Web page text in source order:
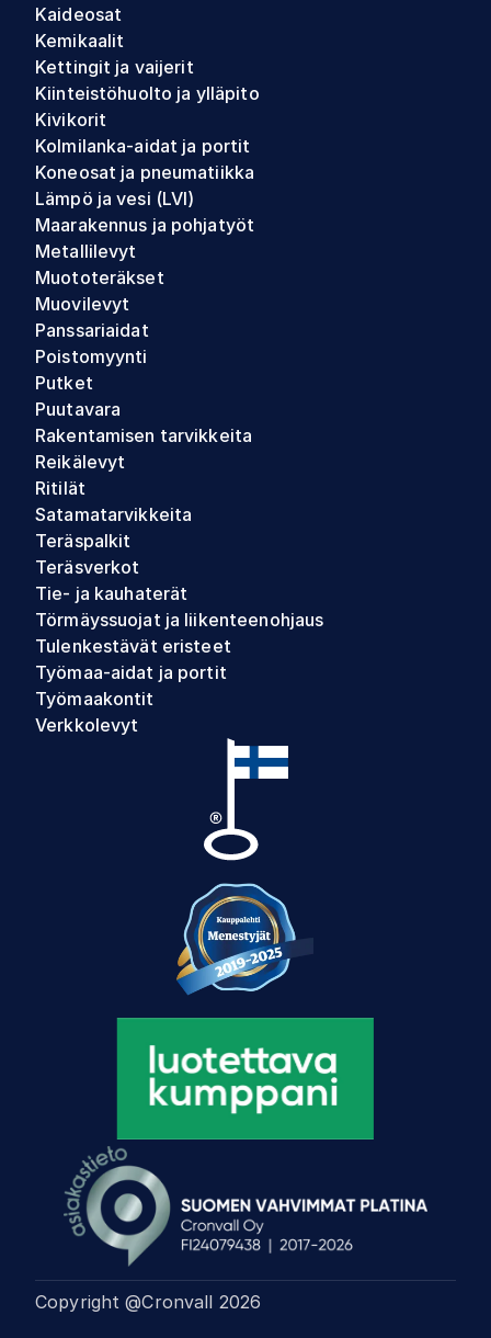
Kaideosat
Kemikaalit
Kettingit ja vaijerit
Kiinteistöhuolto ja ylläpito
Kivikorit
Kolmilanka-aidat ja portit
Koneosat ja pneumatiikka
Lämpö ja vesi (LVI)
Maarakennus ja pohjatyöt
Metallilevyt
Muototeräkset
Muovilevyt
Panssariaidat
Poistomyynti
Putket
Puutavara
Rakentamisen tarvikkeita
Reikälevyt
Ritilät
Satamatarvikkeita
Teräspalkit
Teräsverkot
Tie- ja kauhaterät
Törmäyssuojat ja liikenteenohjaus
Tulenkestävät eristeet
Työmaa-aidat ja portit
Työmaakontit
Verkkolevyt
Copyright @Cronvall 2026